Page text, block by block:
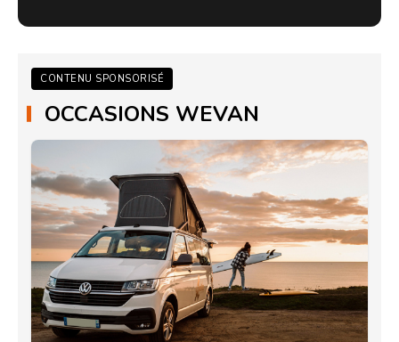
CONTENU SPONSORISÉ
OCCASIONS WEVAN